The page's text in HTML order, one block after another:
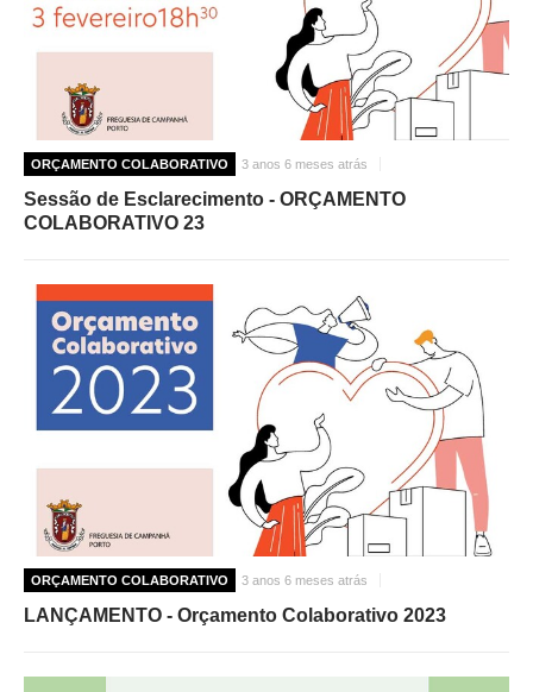
ORÇAMENTO COLABORATIVO 3 anos 6 meses atrás
Sessão de Esclarecimento - ORÇAMENTO
COLABORATIVO 23
ORÇAMENTO COLABORATIVO 3 anos 6 meses atrás
LANÇAMENTO - Orçamento Colaborativo 2023